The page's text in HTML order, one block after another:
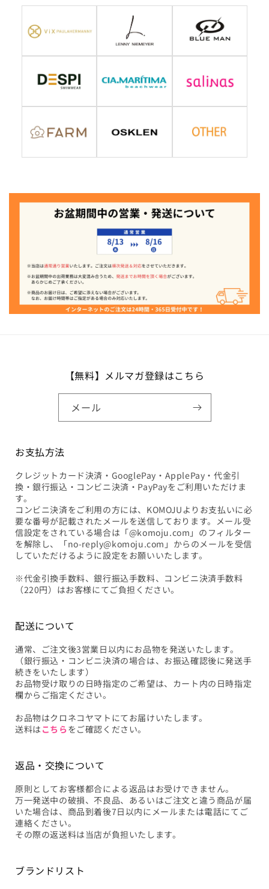
【無料】メルマガ登録はこちら
メール
お支払方法
クレジットカード決済・GooglePay・ApplePay・代金引
換・銀行振込・コンビニ決済・PayPayをご利用いただけま
す。
コンビニ決済をご利用の方には、KOMOJUよりお支払いに必
要な番号が記載されたメールを送信しております。メール受
信設定をされている場合は「@komoju.com」のフィルター
を解除し、「no-reply@komoju.com」からのメールを受信
していただけるように設定をお願いいたします。
※代金引換手数料、銀行振込手数料、コンビニ決済手数料
（220円）はお客様にてご負担ください。
配送について
通常、ご注文後3営業日以内にお品物を発送いたします。
（銀行振込・コンビニ決済の場合は、お振込確認後に発送手
続きをいたします）
お品物受け取りの日時指定のご希望は、カート内の日時指定
欄からご指定ください。
お品物はクロネコヤマトにてお届けいたします。
送料は こちらをご確認ください。
返品・交換について
原則としてお客様都合による返品はお受けできません。
万一発送中の破損、不良品、あるいはご注文と違う商品が届
いた場合は、商品到着後7日以内にメールまたは電話にてご
連絡ください。
その際の返送料は当店が負担いたします。
ブランドリスト